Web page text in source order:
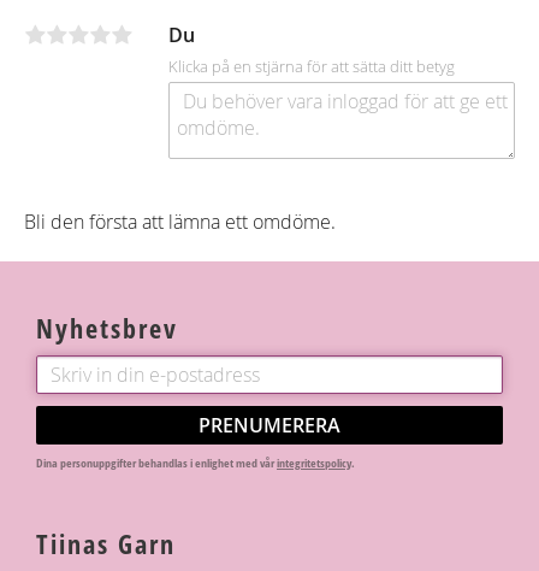
o
k Du
Klicka på en stjärna för att sätta ditt betyg
Bli den första att lämna ett omdöme.
Nyhetsbrev
PRENUMERERA
Dina personuppgifter behandlas i enlighet med vårintegritetspolicy.
Tiinas Garn